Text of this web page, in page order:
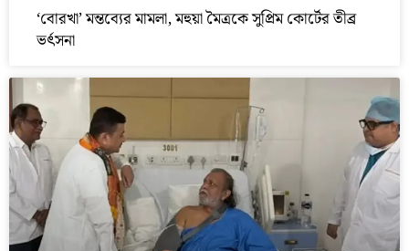
‘বোরখা’ মন্তব্যের মামলা, মহুয়া মৈত্রকে সুপ্রিম কোর্টের তীব্র
ভর্ৎসনা